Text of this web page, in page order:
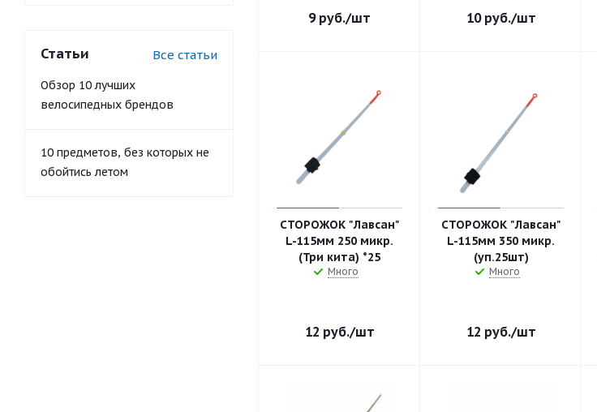
9руб./шт 10руб./шт
СТОРОЖОК "Лавсан"
L-115мм 250 микр.
(Три кита) *25
Много
12 руб./шт
СТОРОЖОК "Лавсан"
L-115мм 350 микр.
(уп.25шт)
Много
12 руб./шт
Статьи Все статьи
Обзор 10 лучших
велосипедных брендов
10 предметов, без которых не
обойтись летом